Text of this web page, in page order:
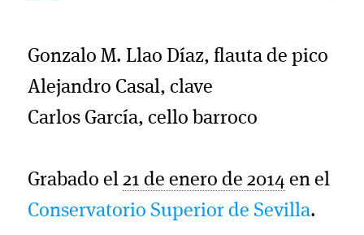
Gonzalo M. Llao Díaz, flauta de pico
Alejandro Casal, clave
Carlos García, cello barroco
Grabado el21 de enero de 2014 en el
Conservatorio Superior de Sevilla.